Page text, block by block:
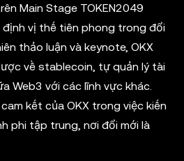
Main Stage TOKEN2049
vị thế tiên phong trong đổi
thảo luận và keynote, OKX
về stablecoin, tự quản lý tài
Web3 với các lĩnh vực khác.
kết của OKX trong việc kiến
phi tập trung, nơi đổi mới là